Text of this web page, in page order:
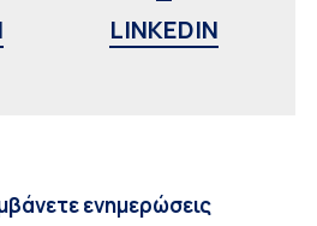
LINKEDIN
ενημερώσεις